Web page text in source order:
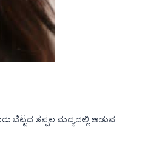
ತಪ್ಪಲ ಮದ್ಯದಲ್ಲಿ ಆಡುವ